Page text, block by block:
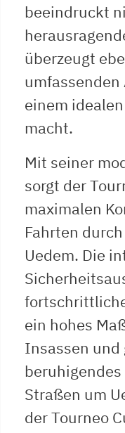
beeindruckt
überzeugt
einem
macht.
Mit seiner
sorgt der
maximalen
Fahrten
Uedem. Die
ein hohes
Insassen
Straßen um
der Tourneo